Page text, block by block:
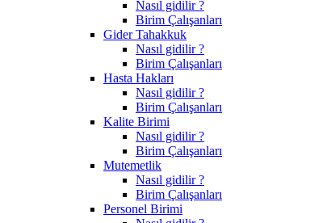
Nasıl gidilir ?
Birim Çalışanları
Gider Tahakkuk
Nasıl gidilir ?
Birim Çalışanları
Hasta Hakları
Nasıl gidilir ?
Birim Çalışanları
Kalite Birimi
Nasıl gidilir ?
Birim Çalışanları
Mutemetlik
Nasıl gidilir ?
Birim Çalışanları
Personel Birimi